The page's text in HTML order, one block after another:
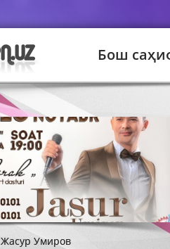
Бош
Жасур Умиров
Bahrom Nazarov - Uzr go'zal